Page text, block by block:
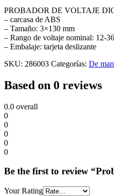
PROBADOR DE VOLTAJE
– carcasa de ABS
– Tamaño: 3×130 mm
– Rango de voltaje nominal: 12-
– Embalaje: tarjeta deslizante
SKU: 286003 Categorías: De
Based on 0 reviews
0.0 overall
0
0
0
0
0
Be the first to review
Your Rating